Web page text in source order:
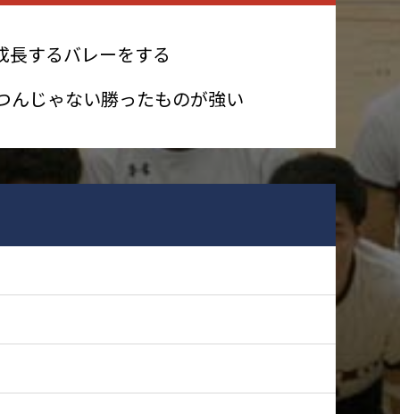
長するバレーをする
んじゃない勝ったものが強い